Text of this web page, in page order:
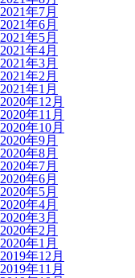
2021年7月
2021年6月
2021年5月
2021年4月
2021年3月
2021年2月
2021年1月
2020年12月
2020年11月
2020年10月
2020年9月
2020年8月
2020年7月
2020年6月
2020年5月
2020年4月
2020年3月
2020年2月
2020年1月
2019年12月
2019年11月